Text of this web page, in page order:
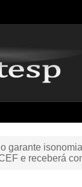
garante
e receberá